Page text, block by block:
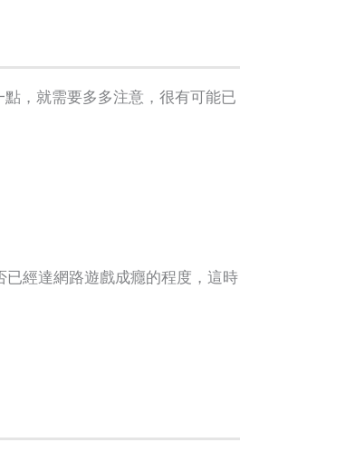
，就需要多多注意，很有可能已
經達網路遊戲成癮的程度，這時